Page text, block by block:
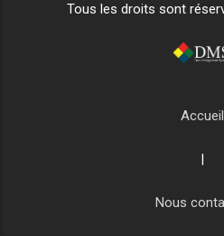
Tous les droits sont
Accueil
Nous